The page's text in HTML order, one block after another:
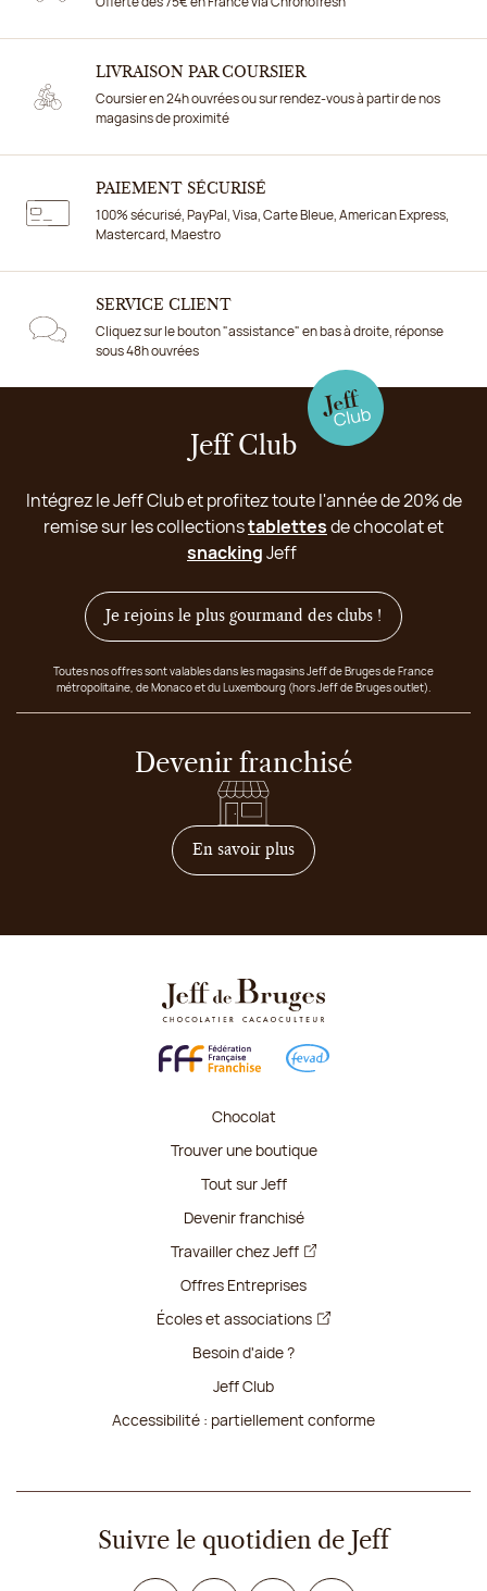
LIVRAISON PAR COURSIER
Coursier en 24h ouvrées ou sur rendez-vous à partir de nos
magasins de proximité
PAIEMENT SÉCURISÉ
100% sécurisé, PayPal, Visa, Carte Bleue, American Express,
Mastercard, Maestro
SERVICE CLIENT
Cliquez sur le bouton "assistance" en bas à droite, réponse
sous 48h ouvrées
Jeff Club
Intégrez le Jeff Club et profitez toute l'année de 20% de
remise sur les collectionstablettesde chocolat et
snackingJeff
Je rejoins le plus gourmand des clubs !
Toutes nos offres sont valables dans les magasins Jeff de Bruges de France
métropolitaine, de Monaco et du Luxembourg (hors Jeff de Bruges outlet).
Devenir franchisé
En savoir plussur comment devenir
Chocolat
Trouver une boutique
Tout sur Jeff
Devenir franchisé
Travailler chez Jeff
Offres Entreprises
Écoles et associations
Besoin d'aide ?
Jeff Club
Accessibilité : partiellement conforme
Suivre le quotidien de Jeff